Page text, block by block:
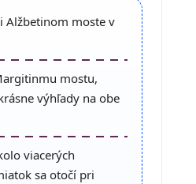
Alžbetinom moste v
mostu,
výhľady na obe
viacerých
sa otočí pri